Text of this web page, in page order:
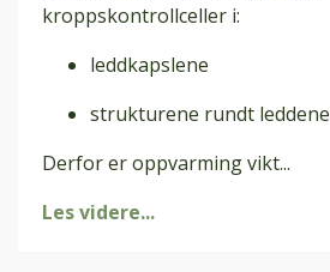
kroppskontrollceller i:
leddkapslene
strukturene rundt leddene
Derfor er oppvarming vikt...
Les videre...